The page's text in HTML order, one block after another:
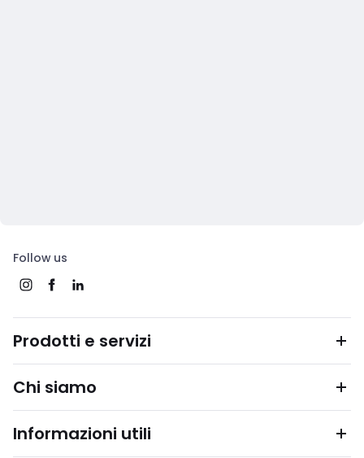
Follow us
Prodotti e servizi
Chi siamo
Informazioni utili